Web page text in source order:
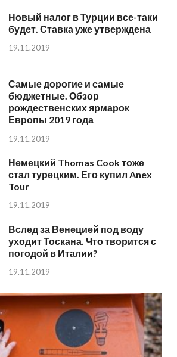
Новый налог в Турции все-таки
будет. Ставка уже утверждена
19.11.2019
Самые дорогие и самые
бюджетные. Обзор
рождественских ярмарок
Европы 2019 года
19.11.2019
Немецкий Thomas Cook тоже
стал турецким. Его купил Anex
Tour
19.11.2019
Вслед за Венецией под воду
уходит Тоскана. Что творится с
погодой в Италии?
19.11.2019